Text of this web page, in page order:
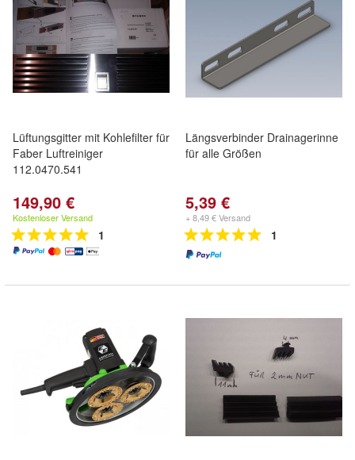
Lüftungsgitter mit Kohlefilter für
Faber Luftreiniger
112.0470.541
149,90 €
Kostenloser Versand
1
Längsverbinder Drainagerinne
für alle Größen
5,39 €
+ 8,49 € Versand
1